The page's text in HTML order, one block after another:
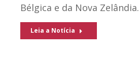
Bélgica e da Nova Zelândia.
Leia a Notícia